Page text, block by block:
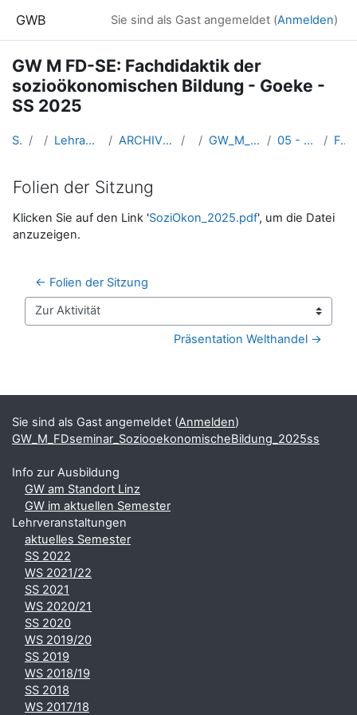
GWB Sie sind als Gast angemeldet (Anmelden)
GW M FD-SE: Fachdidaktik der
sozioökonomischen Bildung - Goeke -
SS 2025
Startseite Kurse Lehramtsausbildung GW im Cluster Österreich Mitte ARCHIV - Lehrveranstaltungen am Standort Linz - seit 2016 SS 2025 GW_M_FDseminar_SoziooekonomischeBildung_2025ss 05 - 03.04.25: Produktivität // Kostenvorteile Folien der Sitzung
Folien der Sitzung
Abschlussbedingungen
Klicken Sie auf den Link 'SoziOkon_2025.pdf', um die Datei
anzuzeigen.
← Folien der Sitzung
Zur Aktivität
Präsentation Welthandel →
Ergänzungsblöcke
Sie sind als Gast angemeldet (Anmelden)
GW_M_FDseminar_SoziooekonomischeBildung_2025ss
Info zur Ausbildung
GW am Standort Linz
GW im aktuellen Semester
Lehrveranstaltungen
aktuelles Semester
SS 2022
WS 2021/22
SS 2021
WS 2020/21
SS 2020
WS 2019/20
SS 2019
WS 2018/19
SS 2018
WS 2017/18